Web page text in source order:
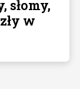
słomy,
w